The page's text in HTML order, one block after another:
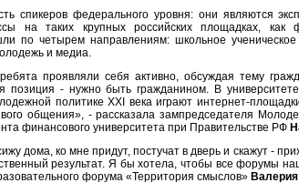
спикеров федерального уровня: они являются
на таких крупных российских площадках, как
по четырем направлениям: школьное ученическое
и медиа.
проявляли себя активно, обсуждая тему
позиция - нужно быть гражданином. В
политике XXI века играют интернет-
общения», - рассказала зампредседателя
финансового университета при Правительстве РФ
дома, ко мне придут, постучат в дверь и скажут -
результат. Я бы хотела, чтобы все форумы
форума «Территория смыслов»